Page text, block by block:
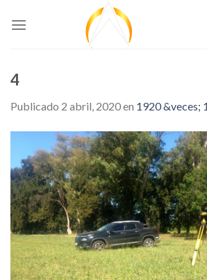
4
Publicado 2 abril, 2020en 1920 &veces;